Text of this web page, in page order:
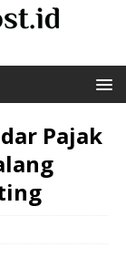
Pajak